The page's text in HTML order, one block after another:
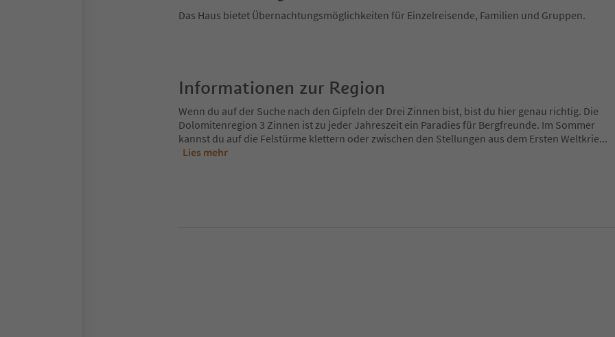
Das Haus bietet Übernachtungsmöglichkeiten für Einzelreisende, Familien und Gruppen.
Informationen zur Region
Wenn du auf der Suche nach den Gipfeln der Drei Zinnen bist, bist du hier genau richtig. Die
Dolomitenregion 3 Zinnen ist zu jeder Jahreszeit ein Paradies für Bergfreunde. Im Sommer
kannst du auf die Felstürme klettern oder zwischen den Stellungen aus dem Ersten Weltkrie...
Lies mehr